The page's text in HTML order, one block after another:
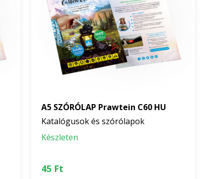
A5 SZÓRÓLAP Prawtein C60 HU
Katalógusok és szórólapok
Készleten
45 Ft